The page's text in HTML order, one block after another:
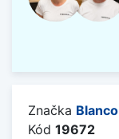
Značka Blanco
Kód 19672